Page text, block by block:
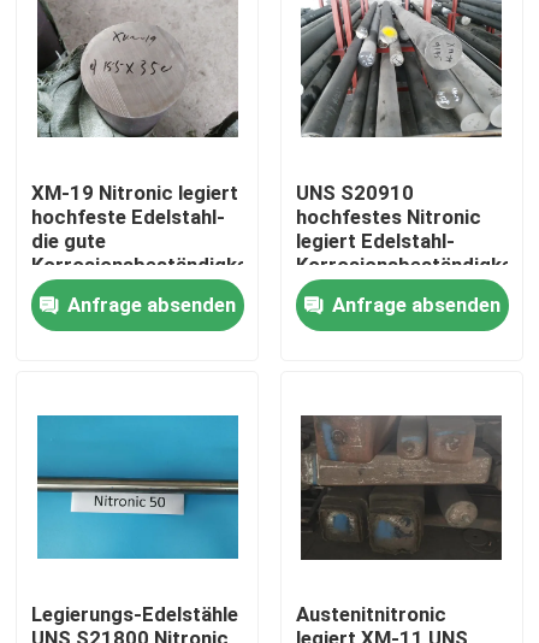
Produkte
Videos
Über uns
XM-19 Nitronic legiert
hochfeste Edelstahl-
die gute
Korrosionsbeständigkeit
Anfrage absenden
UNS S20910
hochfestes Nitronic
legiert Edelstahl-
Korrosionsbeständigkeit
Anfrage absenden
Legierungs-Edelstähle
Austenitnitronic